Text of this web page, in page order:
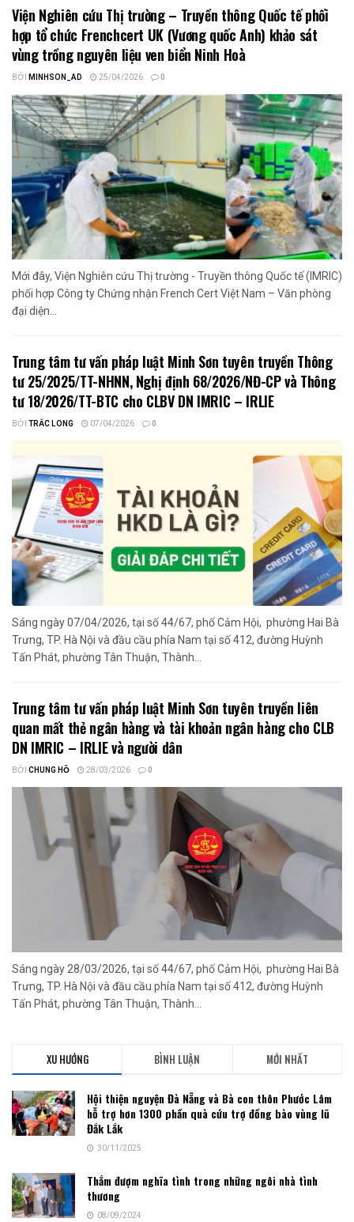
Viện Nghiên cứu Thị trường – Truyền thông Quốc tế phối
hợp tổ chức Frenchcert UK (Vương quốc Anh) khảo sát
vùng trồng nguyên liệu ven biển Ninh Hoà
BỞI MINHSON_AD 25/04/2026 0
Mới đây, Viện Nghiên cứu Thị trường - Truyền thông Quốc tế (IMRIC)
phối hợp Công ty Chứng nhận French Cert Việt Nam – Văn phòng
đại diện...
Trung tâm tư vấn pháp luật Minh Sơn tuyên truyền Thông
tư 25/2025/TT-NHNN, Nghị định 68/2026/NĐ-CP và Thông
tư 18/2026/TT-BTC cho CLBV DN IMRIC – IRLIE
BỞI TRẮC LONG 07/04/2026 0
Sáng ngày 07/04/2026, tại số 44/67, phố Cảm Hội, phường Hai Bà
Trưng, TP. Hà Nội và đầu cầu phía Nam tại số 412, đường Huỳnh
Tấn Phát, phường Tân Thuận, Thành...
Trung tâm tư vấn pháp luật Minh Sơn tuyên truyền liên
quan mất thẻ ngân hàng và tài khoản ngân hàng cho CLB
DN IMRIC – IRLIE và người dân
BỞI CHUNG HỒ 28/03/2026 0
Sáng ngày 28/03/2026, tại số 44/67, phố Cảm Hội, phường Hai Bà
Trưng, TP. Hà Nội và đầu cầu phía Nam tại số 412, đường Huỳnh
Tấn Phát, phường Tân Thuận, Thành...
XU HƯỚNG BÌNH LUẬN MỚI NHẤT
Hội thiện nguyện Đà Nẵng và Bà con thôn Phước Lâm
hỗ trợ hơn 1300 phần quà cứu trợ đồng bào vùng lũ
Đắk Lắk
30/11/2025
Thắm đượm nghĩa tình trong những ngôi nhà tình
thương
08/09/2024